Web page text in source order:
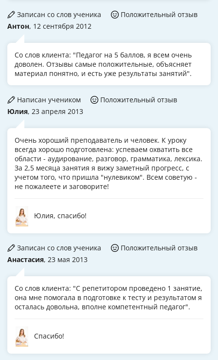
Антон, 12 сентября 2012
Записан со слов ученика Положительный отзыв
Со слов клиента: "Педагог на 5 баллов, я всем очень
доволен. Отзывы самые положительные, объясняет
материал понятно, и есть уже результаты занятий".
Юлия, 23 апреля 2013
Написан учеником Положительный отзыв
Очень хороший преподаватель и человек. К уроку
всегда хорошо подготовлена: успеваем охватить все
области - аудирование, разговор, грамматика, лексика.
За 2,5 месяца занятия я вижу заметный прогресс, с
учетом того, что пришла "нулевиком". Всем советую -
не пожалеете и заговорите!
Юлия, спасибо!
Анастасия, 23 мая 2013
Записан со слов ученика Положительный отзыв
Со слов клиента: "С репетитором проведено 1 занятие,
она мне помогала в подготовке к тесту и результатом я
осталась довольна, вполне компетентный педагог".
Спасибо!